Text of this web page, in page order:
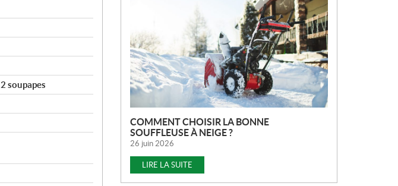
soupapes
E
L
L
E
S
COMMENT CHOISIR LA BONNE
SOUFFLEUSE À NEIGE ?
26 juin 2026
LIRE LA SUITE